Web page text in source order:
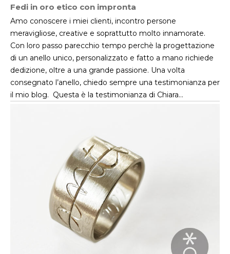
Fedi in oro etico con impronta
Amo conoscere i miei clienti, incontro persone
meravigliose, creative e soprattutto molto innamorate.
Con loro passo parecchio tempo perchè la progettazione
di un anello unico, personalizzato e fatto a mano richiede
dedizione, oltre a una grande passione. Una volta
consegnato l’anello, chiedo sempre una testimonianza per
il mio blog. Questa è la testimonianza di Chiara…